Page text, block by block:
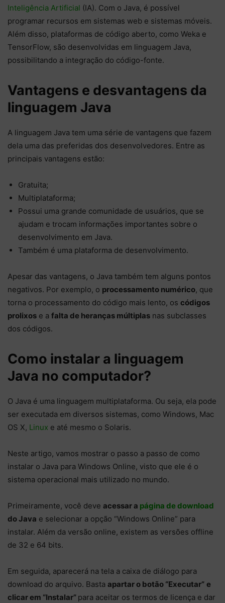
Inteligência Artificial (IA). Com o Java, é possível
programar recursos em sistemas web e sistemas móveis.
Além disso, plataformas de código aberto, como Weka e
TensorFlow, são desenvolvidas em linguagem Java,
possibilitando a integração do código-fonte.
Vantagens e desvantagens da
linguagem Java
A linguagem Java tem uma série de vantagens que fazem
dela uma das preferidas dos desenvolvedores. Entre as
principais vantagens estão:
Gratuita;
Multiplataforma;
Possui uma grande comunidade de usuários, que se
ajudam e trocam informações importantes sobre o
desenvolvimento em Java.
Também é uma plataforma de desenvolvimento.
Apesar das vantagens, o Java também tem alguns pontos
negativos. Por exemplo, o processamento numérico, que
torna o processamento do código mais lento, os códigos
prolixos e a falta de heranças múltiplas nas subclasses
dos códigos.
Como instalar a linguagem
Java no computador?
O Java é uma linguagem multiplataforma. Ou seja, ela pode
ser executada em diversos sistemas, como Windows, Mac
OS X, Linux e até mesmo o Solaris.
Neste artigo, vamos mostrar o passo a passo de como
instalar o Java para Windows Online, visto que ele é o
sistema operacional mais utilizado no mundo.
Primeiramente, você deve acessar a página de download
do Java e selecionar a opção “Windows Online” para
instalar. Além da versão online, existem as versões offline
de 32 e 64 bits.
Em seguida, aparecerá na tela a caixa de diálogo para
download do arquivo. Basta apartar o botão “Executar” e
clicar em “Instalar” para aceitar os termos de licença e dar